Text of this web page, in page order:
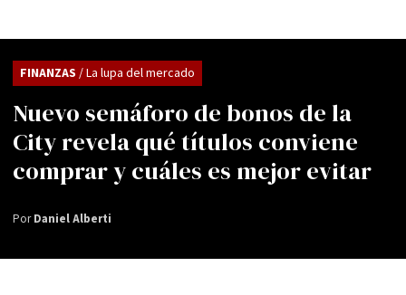
Nuevo semáforo de bonos de la
City revela qué títulos conviene
comprar y cuáles es mejor evitar
FINANZAS / La lupa del mercado
PorDaniel Alberti